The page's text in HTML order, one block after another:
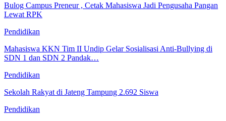
Bulog Campus Preneur , Cetak Mahasiswa Jadi Pengusaha Pangan
Lewat RPK
Pendidikan
Mahasiswa KKN Tim II Undip Gelar Sosialisasi Anti-Bullying di
SDN 1 dan SDN 2 Pandak…
Pendidikan
Sekolah Rakyat di Jateng Tampung 2.692 Siswa
Pendidikan